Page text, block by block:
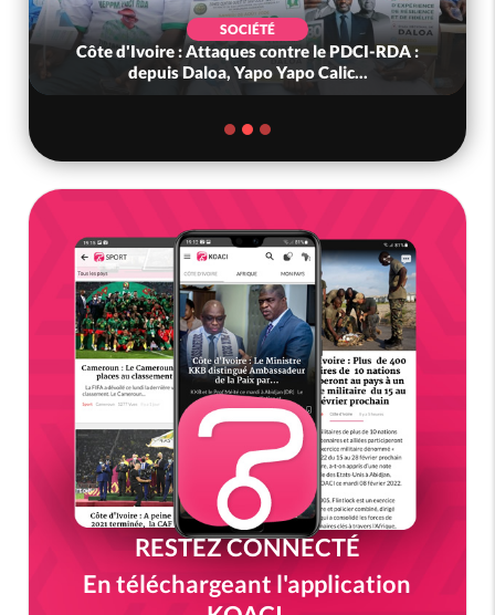
SOCIÉTÉ
Côte d'Ivoire : Attaques contre le PDCI-RDA :
depuis Daloa, Yapo Yapo Calic...
RESTEZ CONNECTÉ
En téléchargeant l'application